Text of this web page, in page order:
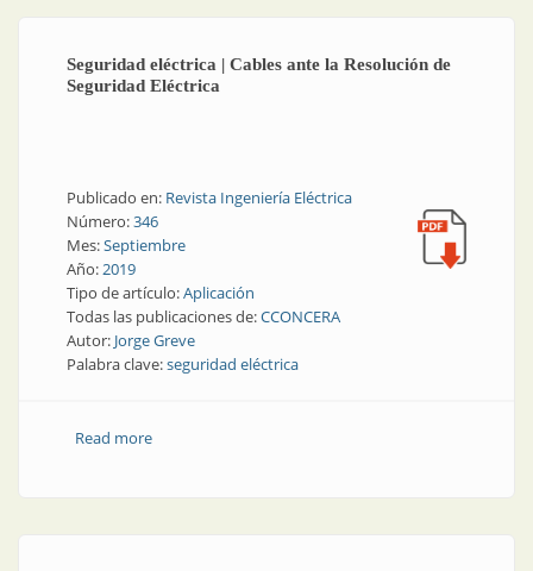
Seguridad eléctrica | Cables ante la Resolución de
Seguridad Eléctrica
Publicado en: Revista Ingeniería Eléctrica
Número:346
Mes:Septiembre
Año:2019
Tipo de artículo:Aplicación
Todas las publicaciones de:CCONCERA
Autor: Jorge Greve
Palabra clave:seguridad eléctrica
Read moreabout Seguridad eléctrica | Cables ante la Resolución